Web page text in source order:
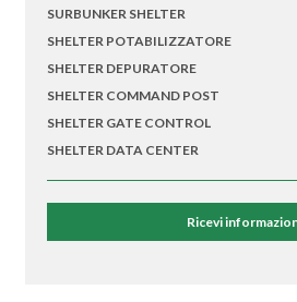
SURBUNKER SHELTER
SHELTER POTABILIZZATORE
SHELTER DEPURATORE
SHELTER COMMAND POST
SHELTER GATE CONTROL
SHELTER DATA CENTER
Ricevi